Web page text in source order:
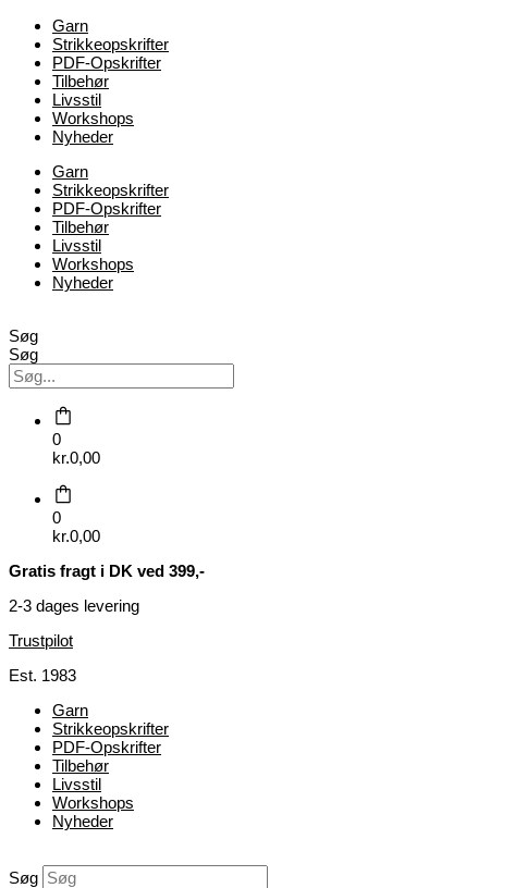
Garn
Strikkeopskrifter
PDF-Opskrifter
Tilbehør
Livsstil
Workshops
Nyheder
Garn
Strikkeopskrifter
PDF-Opskrifter
Tilbehør
Livsstil
Workshops
Nyheder
Søg
Søg
0
kr.0,00
0
kr.0,00
Gratis fragt i DK ved 399,-
2-3 dages levering
Trustpilot
Est. 1983
Garn
Strikkeopskrifter
PDF-Opskrifter
Tilbehør
Livsstil
Workshops
Nyheder
Søg